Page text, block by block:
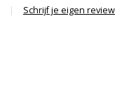
| Schrijf je eigen review